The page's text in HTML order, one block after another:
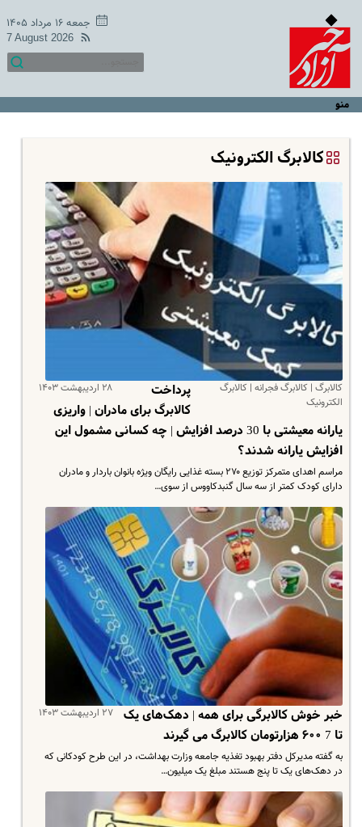
جمعه ۱۶ مرداد ۱۴۰۵
7 August 2026
منو
کالابرگ الکترونیک
کالابرگ | کالابرگ فجرانه | کالابرگ
الکترونیک
۲۸ اردیبهشت ۱۴۰۳
پرداخت
کالابرگ برای مادران | واریزی
یارانه معیشتی با 30 درصد افزایش | چه کسانی مشمول این
افزایش یارانه شدند؟
مراسم اهدای متمرکز توزیع ۲۷۰ بسته غذایی رایگان ویژه بانوان باردار و مادران
دارای کودک کمتر از سه سال گنبدکاووس از سوی…
۲۷ اردیبهشت ۱۴۰۳
خبر خوش کالابرگی برای همه | دهک‌های یک
تا 7 ۶۰۰ هزارتومان کالابرگ می گیرند
​به گفته مدیرکل دفتر بهبود تغذیه جامعه وزارت بهداشت، در این طرح کودکانی که
در دهک‌های یک تا پنج هستند مبلغ یک میلیون…